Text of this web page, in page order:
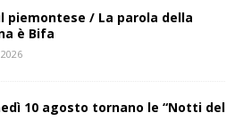
piemontese / La parola della
è Bifa
10 agosto tornano le “Notti del